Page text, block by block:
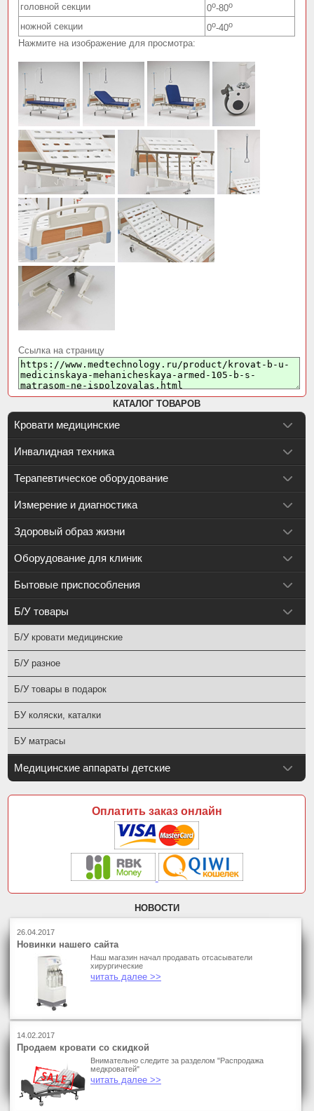
головной секции
0o-80o
ножной секции 0o-40o
Нажмите на изображение для просмотра:
Ссылка на страницу
КАТАЛОГ ТОВАРОВ
Кровати медицинские
Инвалидная техника
Терапевтическое оборудование
Измерение и диагностика
Здоровый образ жизни
Оборудование для клиник
Бытовые приспособления
Б/У товары
Б/У кровати медицинские
Б/У разное
Б/У товары в подарок
БУ коляски, каталки
БУ матрасы
Медицинские аппараты детские
Оплатить заказ онлайн
НОВОСТИ
26.04.2017
Новинки нашего сайта
Наш магазин начал продавать отсасыватели
хирургические
читать далее >>
14.02.2017
Продаем кровати со скидкой
Внимательно следите за разделом "Распродажа
медкроватей"
читать далее >>